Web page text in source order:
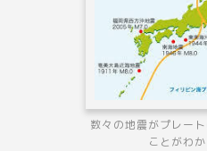
数々の地震がプレー
ことがわか